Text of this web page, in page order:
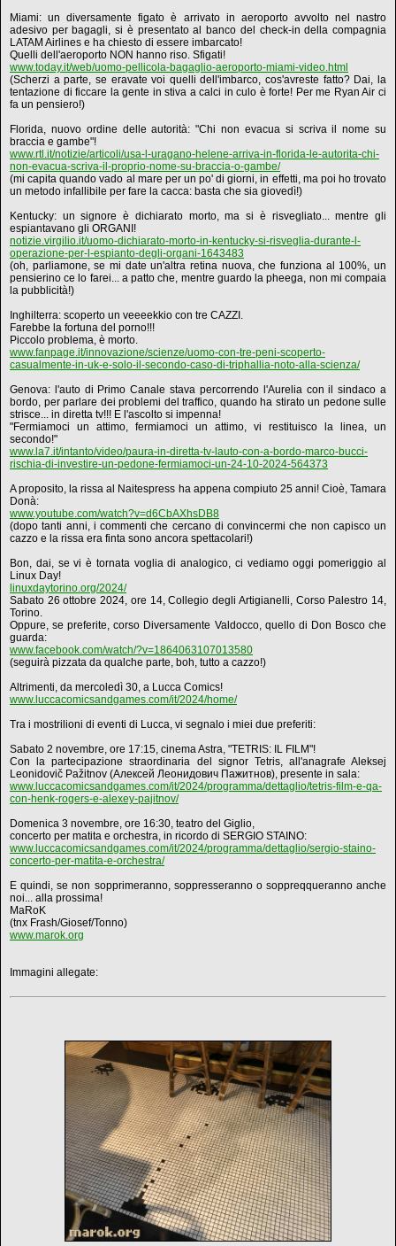
Miami: un diversamente figato è arrivato in aeroporto avvolto nel nastro
adesivo per bagagli, si è presentato al banco del check-in della compagnia
LATAM Airlines e ha chiesto di essere imbarcato!
Quelli dell'aeroporto NON hanno riso. Sfigati!
www.today.it/web/uomo-pellicola-bagaglio-aeroporto-miami-video.html
(Scherzi a parte, se eravate voi quelli dell'imbarco, cos'avreste fatto? Dai, la
tentazione di ficcare la gente in stiva a calci in culo è forte! Per me Ryan Air ci
fa un pensiero!)
Florida, nuovo ordine delle autorità: "Chi non evacua si scriva il nome su
braccia e gambe"!
www.rtl.it/notizie/articoli/usa-l-uragano-helene-arriva-in-florida-le-autorita-chi-
non-evacua-scriva-il-proprio-nome-su-braccia-o-gambe/
(mi capita quando vado al mare per un po' di giorni, in effetti, ma poi ho trovato
un metodo infallibile per fare la cacca: basta che sia giovedì!)
Kentucky: un signore è dichiarato morto, ma si è risvegliato... mentre gli
espiantavano gli ORGANI!
notizie.virgilio.it/uomo-dichiarato-morto-in-kentucky-si-risveglia-durante-l-
operazione-per-l-espianto-degli-organi-1643483
(oh, parliamone, se mi date un'altra retina nuova, che funziona al 100%, un
pensierino ce lo farei... a patto che, mentre guardo la pheega, non mi compaia
la pubblicità!)
Inghilterra: scoperto un veeeekkio con tre CAZZI.
Farebbe la fortuna del porno!!!
Piccolo problema, è morto.
www.fanpage.it/innovazione/scienze/uomo-con-tre-peni-scoperto-
casualmente-in-uk-e-solo-il-secondo-caso-di-triphallia-noto-alla-scienza/
Genova: l'auto di Primo Canale stava percorrendo l'Aurelia con il sindaco a
bordo, per parlare dei problemi del traffico, quando ha stirato un pedone sulle
strisce... in diretta tv!!! E l'ascolto si impenna!
"Fermiamoci un attimo, fermiamoci un attimo, vi restituisco la linea, un
secondo!"
www.la7.it/intanto/video/paura-in-diretta-tv-lauto-con-a-bordo-marco-bucci-
rischia-di-investire-un-pedone-fermiamoci-un-24-10-2024-564373
A proposito, la rissa al Naitespress ha appena compiuto 25 anni! Cioè, Tamara
Donà:
www.youtube.com/watch?v=d6CbAXhsDB8
(dopo tanti anni, i commenti che cercano di convincermi che non capisco un
cazzo e la rissa era finta sono ancora spettacolari!)
Bon, dai, se vi è tornata voglia di analogico, ci vediamo oggi pomeriggio al
Linux Day!
linuxdaytorino.org/2024/
Sabato 26 ottobre 2024, ore 14, Collegio degli Artigianelli, Corso Palestro 14,
Torino.
Oppure, se preferite, corso Diversamente Valdocco, quello di Don Bosco che
guarda:
www.facebook.com/watch/?v=1864063107013580
(seguirà pizzata da qualche parte, boh, tutto a cazzo!)
Altrimenti, da mercoledì 30, a Lucca Comics!
www.luccacomicsandgames.com/it/2024/home/
Tra i mostrilioni di eventi di Lucca, vi segnalo i miei due preferiti:
Sabato 2 novembre, ore 17:15, cinema Astra, "TETRIS: IL FILM"!
Con la partecipazione straordinaria del signor Tetris, all'anagrafe Aleksej
Leonidovič Pažitnov (Алексей Леонидович Пажитнов), presente in sala:
www.luccacomicsandgames.com/it/2024/programma/dettaglio/tetris-film-e-qa-
con-henk-rogers-e-alexey-pajitnov/
Domenica 3 novembre, ore 16:30, teatro del Giglio,
concerto per matita e orchestra, in ricordo di SERGIO STAINO:
www.luccacomicsandgames.com/it/2024/programma/dettaglio/sergio-staino-
concerto-per-matita-e-orchestra/
E quindi, se non sopprimeranno, soppresseranno o soppreqqueranno anche
noi... alla prossima!
MaRoK
(tnx Frash/Giosef/Tonno)
www.marok.org
Immagini allegate: